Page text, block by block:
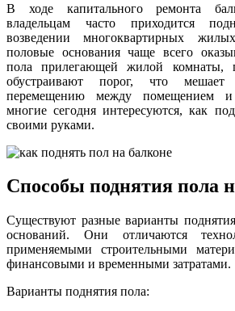
В ходе капитального ремонта
владельцам часто приходится
возведении многоквартирных
половые основания чаще всего
пола прилегающей жилой комнаты,
обустраивают порог, что мешает
перемещению между помещением
многие сегодня интересуются, как
своими руками.
Способы поднятия пола
Существуют разные варианты
оснований. Они отличаются
применяемыми строительными
финансовыми и временными затратами.
Варианты поднятия пола: